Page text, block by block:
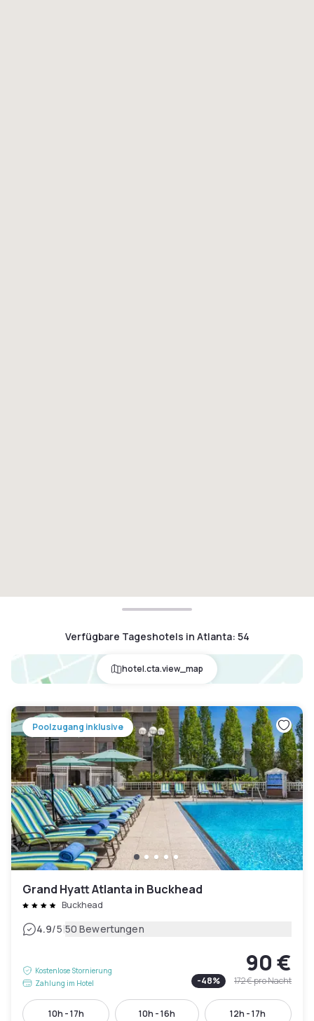
Verfügbare Tageshotels in Atlanta: 54
hotel.cta.view_map
Poolzugang inklusive
Grand Hyatt Atlanta in Buckhead
Buckhead
4.9/5|50 Bewertungen
Kostenlose Stornierung
Zahlung im Hotel
90 €
-48% 172 €pro Nacht
10h - 17h 10h - 16h 12h - 17h